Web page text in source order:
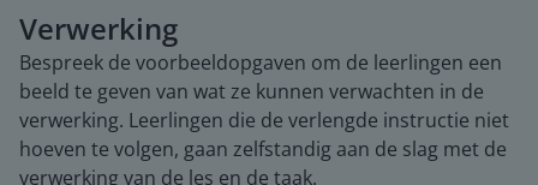
Verwerking
Bespreek de voorbeeldopgaven om de leerlingen een
beeld te geven van wat ze kunnen verwachten in de
verwerking. Leerlingen die de verlengde instructie niet
hoeven te volgen, gaan zelfstandig aan de slag met de
verwerking van de les en de taak.